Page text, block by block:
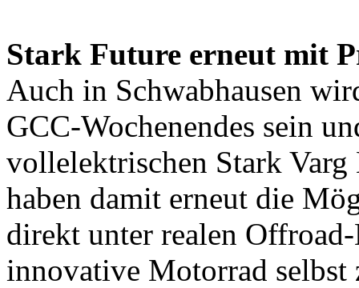
Stark Future erneut mit
Auch in Schwabhausen
GCC-Wochenendes sein
vollelektrischen Stark
haben damit erneut die
direkt unter realen
innovative Motorrad selbst